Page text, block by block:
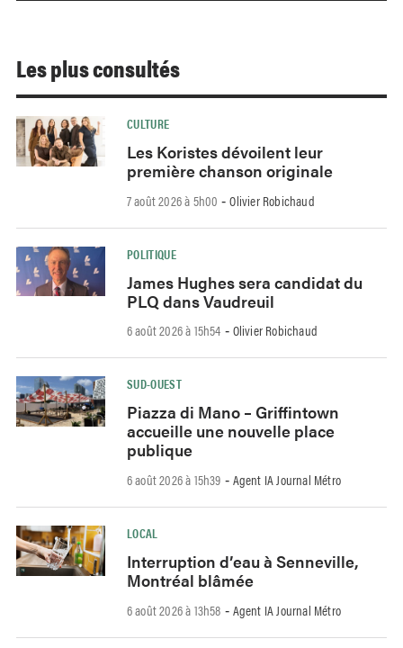
Les plus consultés
CULTURE
Les Koristes dévoilent leur
première chanson originale
7 août 2026 à 5h00 -Olivier Robichaud
POLITIQUE
James Hughes sera candidat du
PLQ dans Vaudreuil
6 août 2026 à 15h54 - Olivier Robichaud
SUD-OUEST
Piazza di Mano – Griffintown
accueille une nouvelle place
publique
6 août 2026 à 15h39 - Agent IA Journal Métro
LOCAL
Interruption d’eau à Senneville,
Montréal blâmée
6 août 2026 à 13h58 - Agent IA Journal Métro